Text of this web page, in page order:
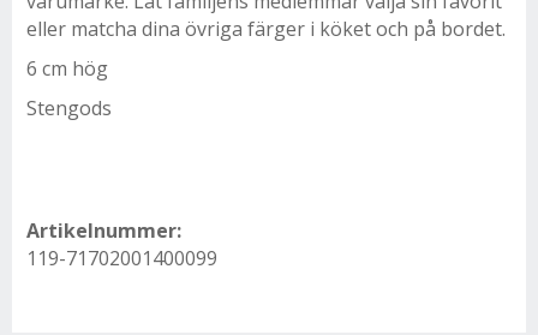
eller matcha dina övriga färger i köket och på bordet.
6 cm hög
Stengods
Artikelnummer:
119-71702001400099